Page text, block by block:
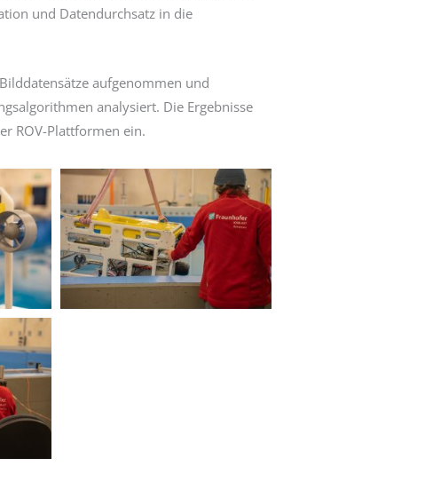
und Datendurchsatz in die
aufgenommen und
analysiert. Die Ergebnisse
ROV-Plattformen ein.